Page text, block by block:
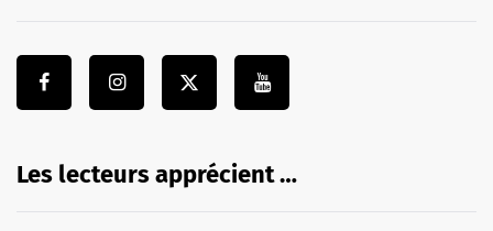
Les lecteurs apprécient …